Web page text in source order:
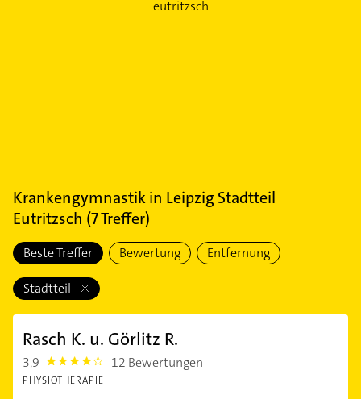
Krankengymnastikin Leipzig Stadtteil
Eutritzsch (7Treffer)
Beste Treffer Bewertung Entfernung
Stadtteil
Rasch K. u. Görlitz R.
3,9 3.9 12 Bewertungen
PHYSIOTHERAPIE